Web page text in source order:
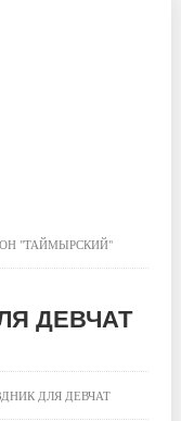
"ТАЙМЫРСКИЙ"
ДЕВЧАТ
ДЛЯ ДЕВЧАТ